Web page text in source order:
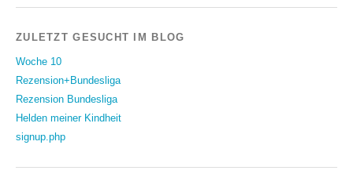
ZULETZT GESUCHT IM BLOG
Woche 10
Rezension+Bundesliga
Rezension Bundesliga
Helden meiner Kindheit
signup.php